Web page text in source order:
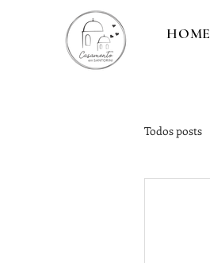
HOME
Todos posts
Lua